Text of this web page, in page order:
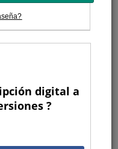
digital a
?